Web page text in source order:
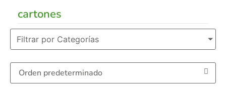
cartones
Filtrar por Categorías